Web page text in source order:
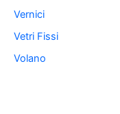
Vernici
Vetri Fissi
Volano